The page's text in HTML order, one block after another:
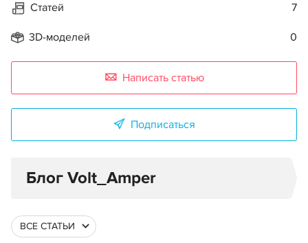
Статей 7
3D-моделей 0
Написать статью
Подписаться
Блог Volt_Amper
ВСЕ СТАТЬИ